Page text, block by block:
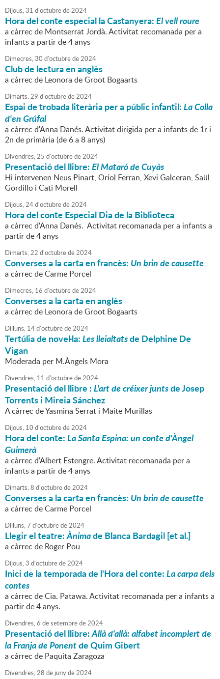
Dijous,31 d'octubrede2024
Hora del conte especial la Castanyera:El vell roure
a càrrec de Montserrat Jordà. Activitat recomanada per a
infants a partir de 4 anys
Dimecres,30 d'octubrede2024
Club de lectura en anglès
a càrrec de Leonora de Groot Bogaarts
Dimarts,29 d'octubrede2024
Espai de trobada literària per a públic infantil:La Colla
d'en Grúfal
a càrrec d'Anna Danés. Activitat dirigida per a infants de 1r i
2n de primària (de 6 a 8 anys)
Divendres,25 d'octubrede2024
Presentació del llibre:El Mataró de Cuyàs
Hi intervenen Neus Pinart, Oriol Ferran, Xevi Galceran, Saül
Gordillo i Cati Morell
Dijous,24d'octubrede2024
Hora del conte Especial Dia de la Biblioteca
a càrrec d'Anna Danés. Activitat recomanada per a infants a
partir de 4 anys
Dimarts,22 d'octubrede2024
Converses a la carta en francès: Un brin de causette
a càrrec de Carme Porcel
Dimecres, 16 d'octubrede2024
Converses a la carta en anglès
a càrrec de Leonora de Groot Bogaarts
Dilluns, 14d'octubrede2024
Tertúlia de novel·la:Les lleialtatsde Delphine De
Vigan
Moderada per M.Àngels Mora
Divendres, 11 d'octubrede2024
Presentació del llibre :L'art de créixer juntsde Josep
Torrents i Mireia Sánchez
A càrrec de Yasmina Serrat i Maite Murillas
Dijous, 10 d'octubrede2024
Hora del conte:La Santa Espina: un conte d'Àngel
Guimerà
a càrrec d'Albert Estengre. Activitat recomanada per a
infants a partir de 4 anys
Dimarts,8 d'octubrede2024
Converses a la carta en francès: Un brin de causette
a càrrec de Carme Porcel
Dilluns,7 d'octubrede2024
Llegir el teatre:Ànimade Blanca Bardagil [et al.]
a càrrec de Roger Pou
Dijous,3 d'octubrede2024
Inici de la temporada de l'Hora del conte:La carpa dels
contes
a càrrec de Cia. Patawa. Activitat recomanada per a infants a
partir de 4 anys.
Divendres,6 desetembrede2024
Presentació del llibre:Allà d'allà: alfabet incomplert de
la Franja de Ponentde Quim Gibert
a càrrec de Paquita Zaragoza
Divendres,28 de junyde2024